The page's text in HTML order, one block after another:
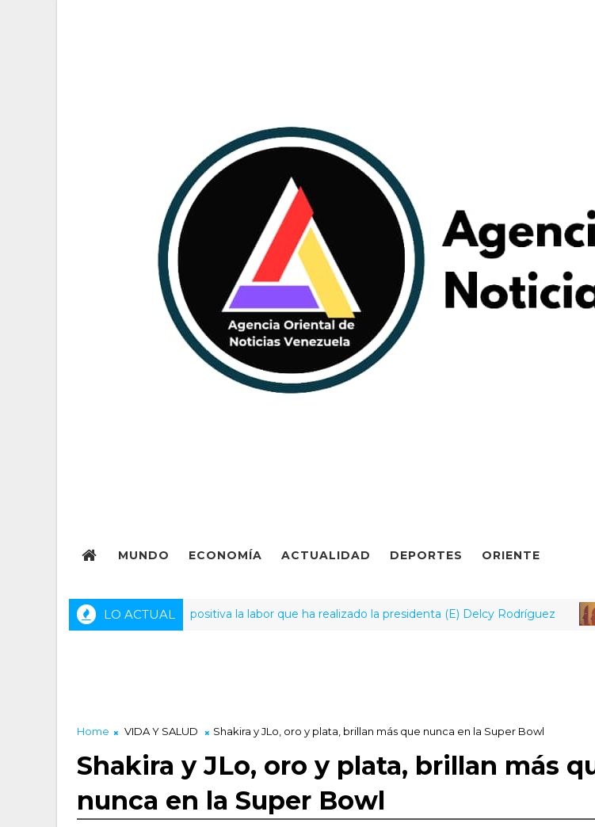
MUNDO ECONOMÍA ACTUALIDAD DEPORTES ORIENTE
LO ACTUAL
venezolana califica como positiva la labor que ha realizado la presidenta (E) Delcy Rodríguez
Home VIDA Y SALUD Shakira y JLo, oro y plata, brillan más que nunca en la Super Bowl
Shakira y JLo, oro y plata, brillan más
nunca en la Super Bowl